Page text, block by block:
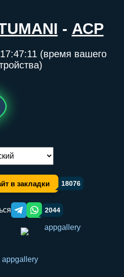
- АСР
17:47:11 (время вашего
языка:
в закладки 18076
Telegram orqali ulashish
WhatsApp orqali ulashish
2044